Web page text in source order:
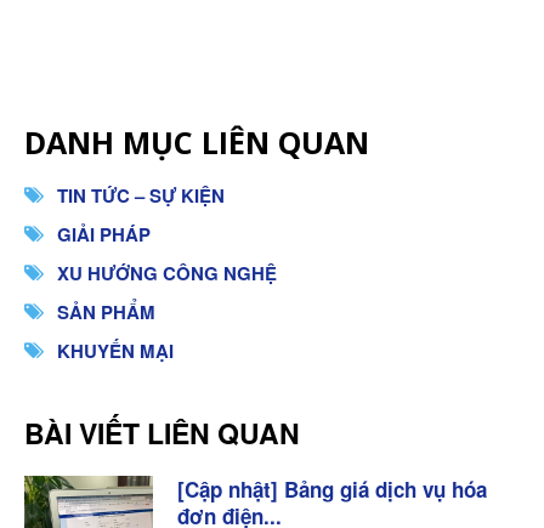
DANH MỤC LIÊN QUAN
TIN TỨC – SỰ KIỆN
GIẢI PHÁP
XU HƯỚNG CÔNG NGHỆ
SẢN PHẨM
KHUYẾN MẠI
BÀI VIẾT LIÊN QUAN
[Cập nhật] Bảng giá dịch vụ hóa
đơn điện...